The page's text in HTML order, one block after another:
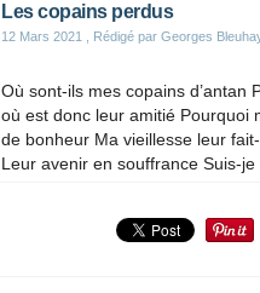
Les copains perdus
12 Mars 2021 , Rédigé par Georges
Où sont-ils mes copains d’antan
où est donc leur amitié Pourquoi
de bonheur Ma vieillesse leur
Leur avenir en souffrance Suis-je